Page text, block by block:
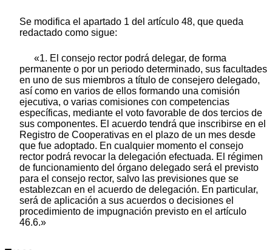
Se modifica el apartado 1 del artículo 48, que queda
redactado como sigue:
«1. El consejo rector podrá delegar, de forma
permanente o por un periodo determinado, sus facultades
en uno de sus miembros a título de consejero delegado,
así como en varios de ellos formando una comisión
ejecutiva, o varias comisiones con competencias
específicas, mediante el voto favorable de dos tercios de
sus componentes. El acuerdo tendrá que inscribirse en el
Registro de Cooperativas en el plazo de un mes desde
que fue adoptado. En cualquier momento el consejo
rector podrá revocar la delegación efectuada. El régimen
de funcionamiento del órgano delegado será el previsto
para el consejo rector, salvo las previsiones que se
establezcan en el acuerdo de delegación. En particular,
será de aplicación a sus acuerdos o decisiones el
procedimiento de impugnación previsto en el artículo
46.6.»